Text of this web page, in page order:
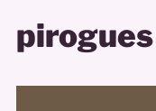
pirogues